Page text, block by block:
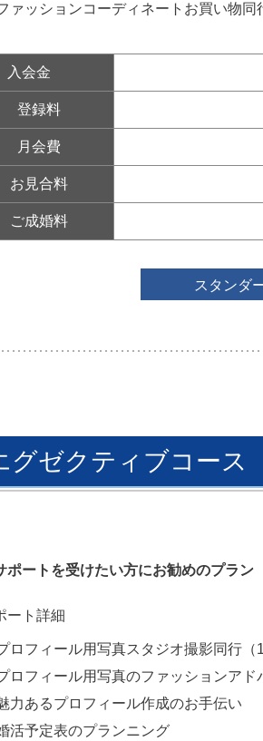
ァッションコーディネートお買い物同
会金
登録料
月会費
お見合料
ご成婚料
スタンダ
グゼクティブコース
ポートを受けたい方にお勧めのプラン
ート詳細
ロフィール用写真スタジオ撮影同行（
ロフィール用写真のファッションアド
力あるプロフィール作成のお手伝い
活予定表のプランニング